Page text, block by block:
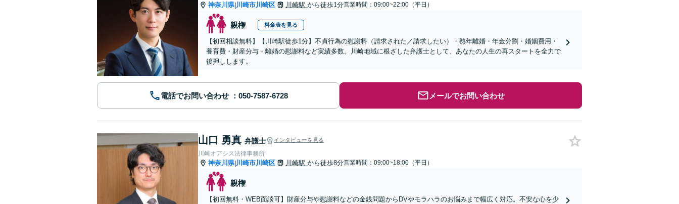
神奈川県|川崎市川崎区 川崎駅 から徒歩1分営業時間：09:00~22:00（平日）
親権 料金表を見る
【初回相談無料】【川崎駅徒歩1分】不貞行為の慰謝料（請求された／請求したい）・熟年離婚・年金分割・婚姻費用・
養育費・財産分与・離婚の慰謝料など実績多数。川崎地域に根ざした弁護士として、あなたの人生の再スタートを全力で
後押しします。
電話でお問い合わせ メールでお問い合わせ
山口 勇真 弁護士 インタビューを見る
川崎オアシス法律事務所
神奈川県|川崎市川崎区 川崎駅 から徒歩8分営業時間：09:00~18:00（平日）
親権
【初回無料・WEB面談可】財産分与や慰謝料などの金銭問題からDVやモラハラのお悩みまで幅広く対応。不安な心を少